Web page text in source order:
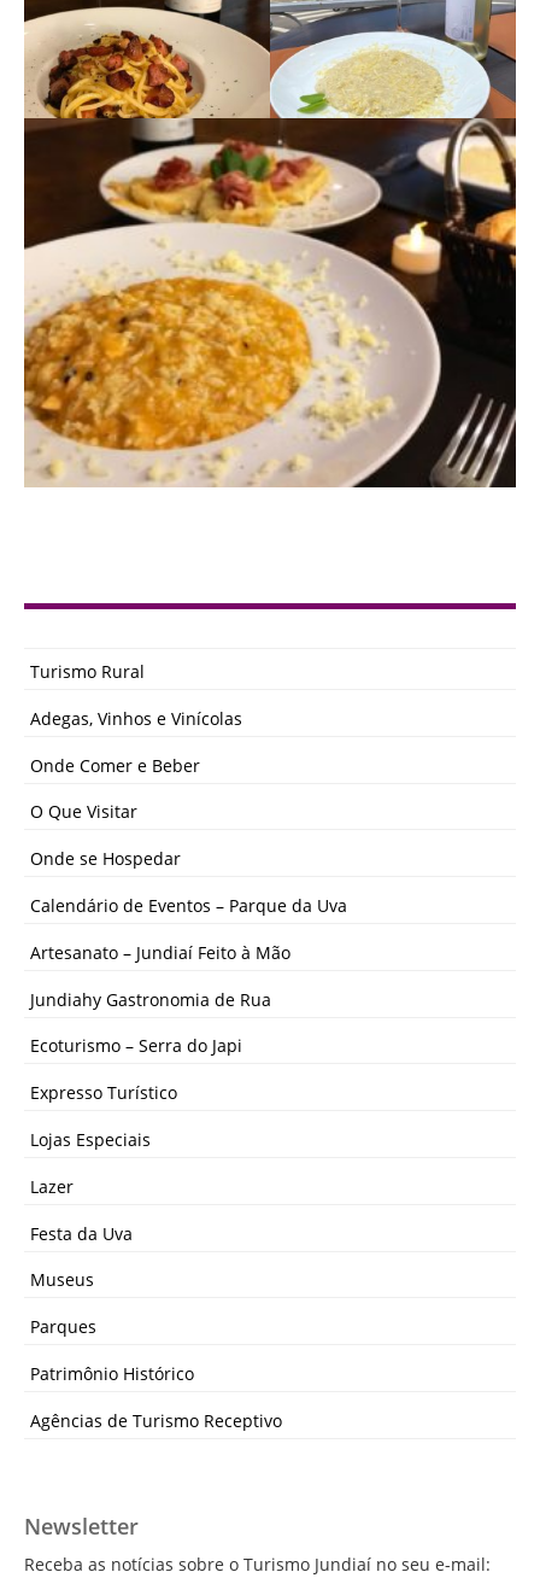
Turismo Rural
Adegas, Vinhos e Vinícolas
Onde Comer e Beber
O Que Visitar
Onde se Hospedar
Calendário de Eventos – Parque da Uva
Artesanato – Jundiaí Feito à Mão
Jundiahy Gastronomia de Rua
Ecoturismo – Serra do Japi
Expresso Turístico
Lojas Especiais
Lazer
Festa da Uva
Museus
Parques
Patrimônio Histórico
Agências de Turismo Receptivo
Newsletter
Receba as notícias sobre o Turismo Jundiaí no seu e-mail: